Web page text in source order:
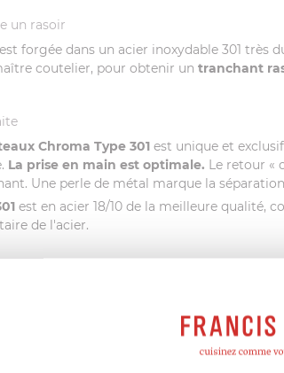
un rasoir
est forgée dans un acier inoxydable 301 très
coutelier, pour obtenir un tranchant
Chroma Type 301 est unique et
La prise en main est optimale. Le retour «
Une perle de métal marque la
est en acier 18/10 de la meilleure qualité,
de l'acier.
d'un affutage rasoir d'une précision
de la maison Chroma :
trop dures (marbre, pierre, verre, ardoise,
extrêmement tranchants et doivent être
nous vous recommandons d’utiliser un